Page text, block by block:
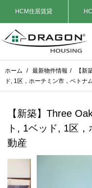
HCM住居賃貸
ホーム / 最新物件情報 /
【新
ド, 1区，ホーチミン市，ベトナ
【新築】Three
ト, 1ベッド, 1区
動産